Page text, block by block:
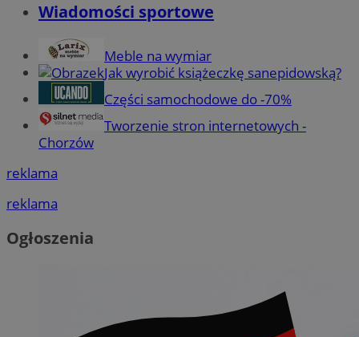
Wiadomości sportowe
Meble na wymiar
Jak wyrobić książeczkę sanepidowską?
Części samochodowe do -70%
Tworzenie stron internetowych -
Chorzów
reklama
reklama
Ogłoszenia